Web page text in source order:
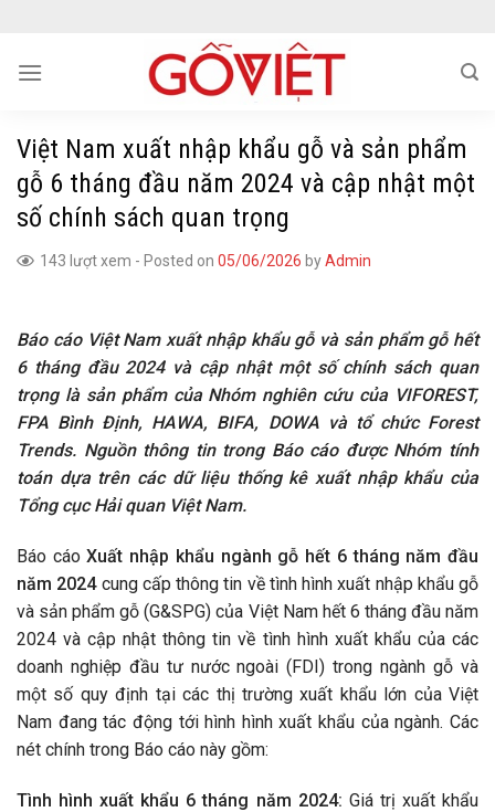
content
Việt Nam xuất nhập khẩu gỗ và sản phẩm
gỗ 6 tháng đầu năm 2024 và cập nhật một
số chính sách quan trọng
143 lượt xem - Posted on 05/06/2026 byAdmin
Báo cáo Việt Nam xuất nhập khẩu gỗ và sản phẩm gỗ hết
6 tháng đầu 2024 và cập nhật một số chính sách quan
trọng là sản phẩm của Nhóm nghiên cứu của VIFOREST,
FPA Bình Định, HAWA, BIFA, DOWA và tổ chức Forest
Trends. Nguồn thông tin trong Báo cáo được Nhóm tính
toán dựa trên các dữ liệu thống kê xuất nhập khẩu của
Tổng cục Hải quan Việt Nam.
Báo cáoXuất nhập khẩu ngành gỗ hết 6 tháng năm đầu
năm 2024cung cấp thông tin về tình hình xuất nhập khẩu gỗ
và sản phẩm gỗ (G&SPG) của Việt Nam hết 6 tháng đầu năm
2024 và cập nhật thông tin về tình hình xuất khẩu của các
doanh nghiệp đầu tư nước ngoài (FDI) trong ngành gỗ và
một số quy định tại các thị trường xuất khẩu lớn của Việt
Nam đang tác động tới hình hình xuất khẩu của ngành. Các
nét chính trong Báo cáo này gồm:
Tình hình xuất khẩu 6 tháng năm 2024: Giá trị xuất khẩu